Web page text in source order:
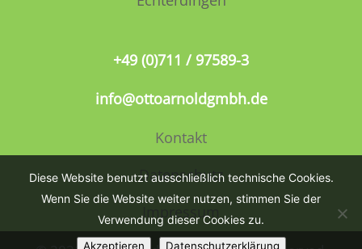
+49 (0)711 / 97589-3
info@ottoarnoldgmbh.de
Kontakt
Datenschutz
Impressum
Diese Website benutzt ausschließlich technische Cookies.
Wenn Sie die Website weiter nutzen, stimmen Sie der
Verwendung dieser Cookies zu.
Akzeptieren Datenschutzerklärung